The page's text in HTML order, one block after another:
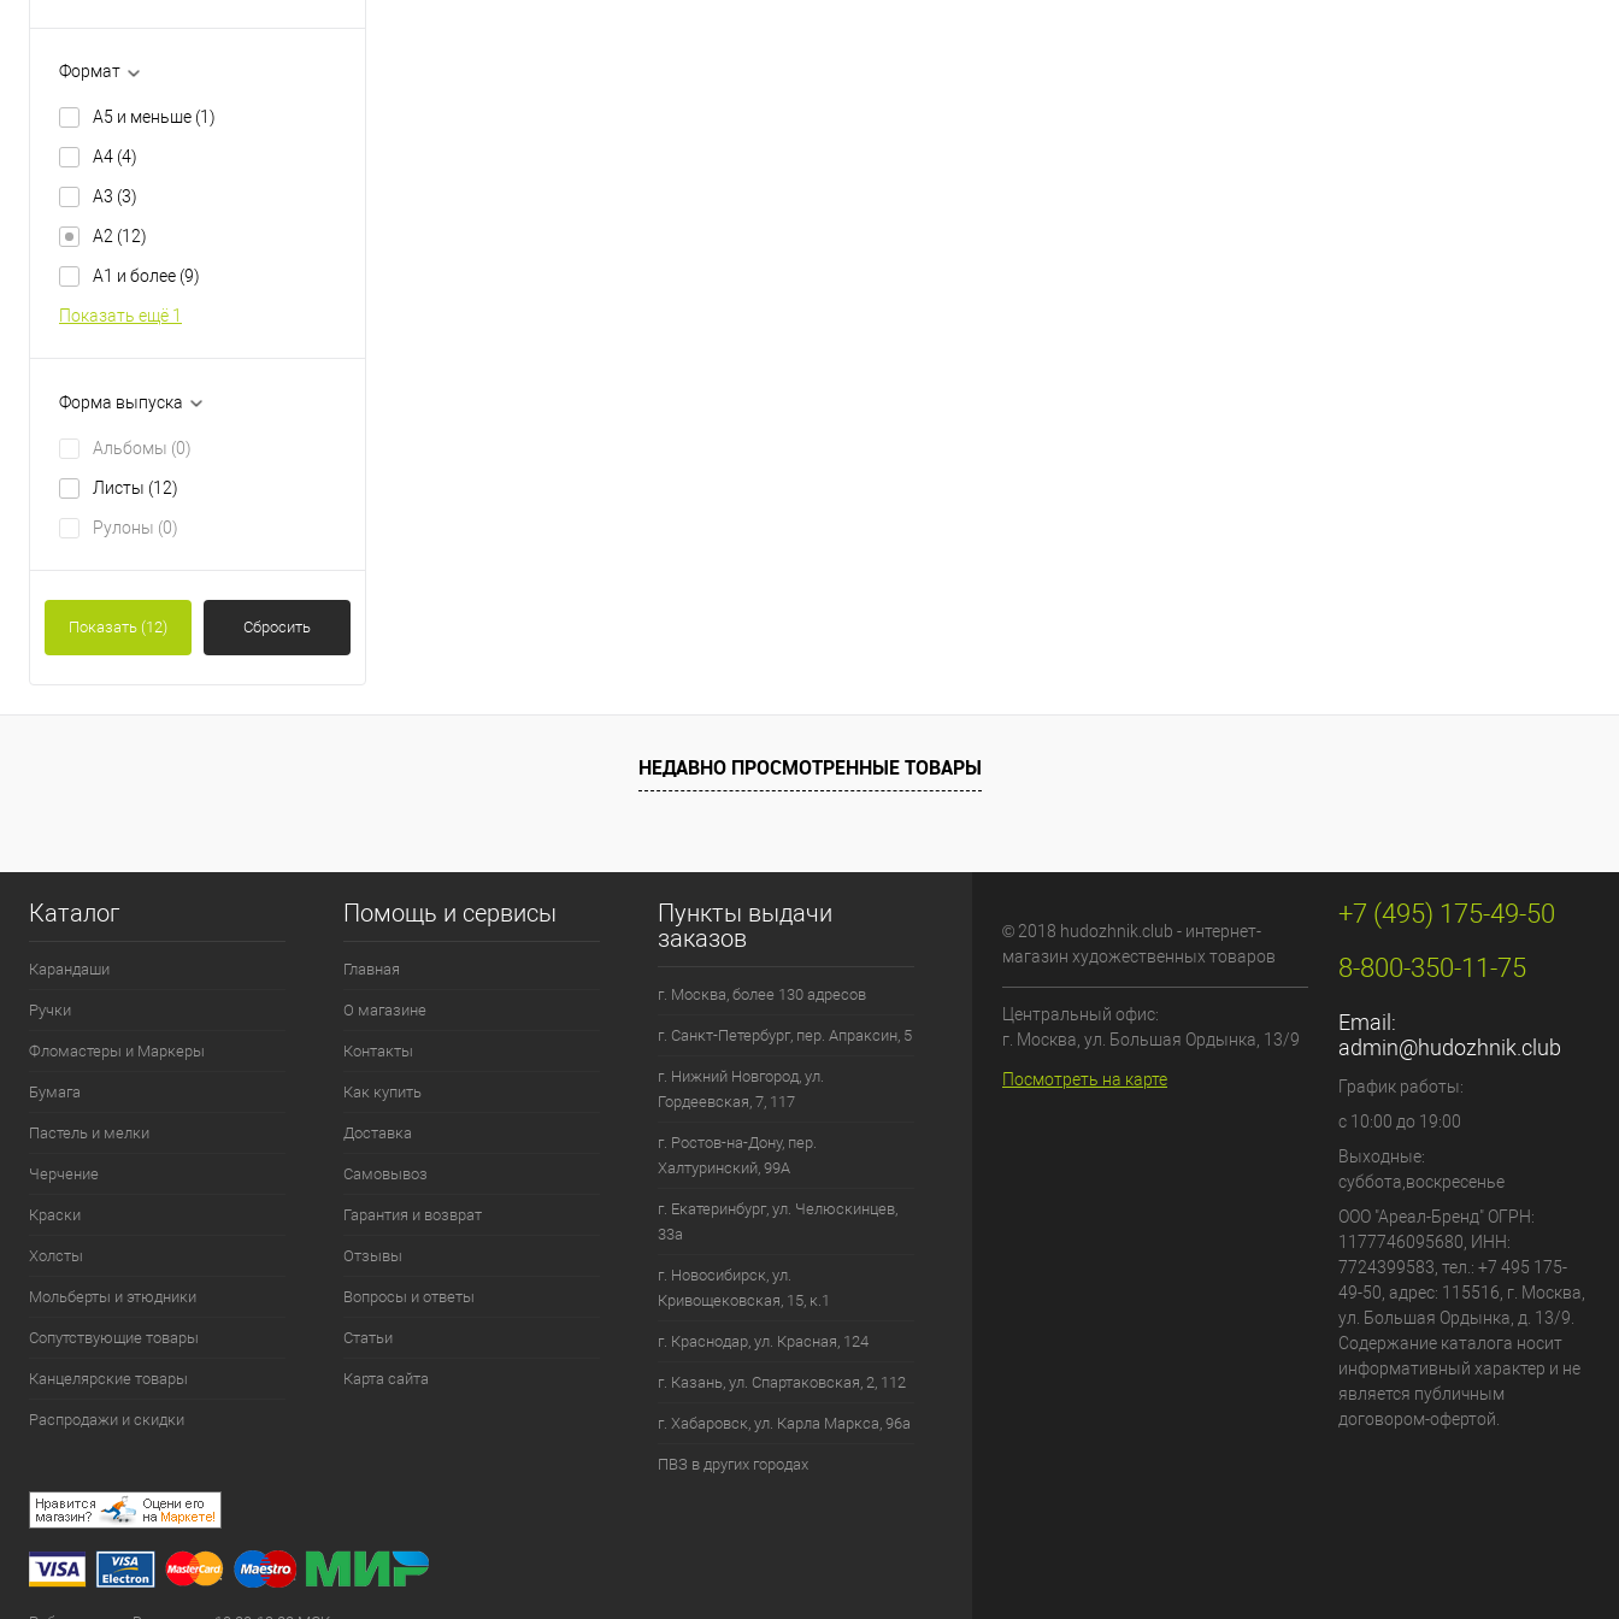
Формат
A5 и меньше (1)
A4 (4)
A3 (3)
A2 (12)
A1 и более (9)
Показать ещё 1
Форма выпуска
Альбомы (0)
Листы (12)
Рулоны (0)
Показать (12) Сбросить
НЕДАВНО ПРОСМОТРЕННЫЕ ТОВАРЫ
Каталог
Карандаши
Ручки
Фломастеры и Маркеры
Бумага
Пастель и мелки
Черчение
Краски
Холсты
Мольберты и этюдники
Сопутствующие товары
Канцелярские товары
Распродажи и скидки
Помощь и сервисы
Главная
О магазине
Контакты
Как купить
Доставка
Самовывоз
Гарантия и возврат
Отзывы
Вопросы и ответы
Статьи
Карта сайта
Пункты выдачи
заказов
г. Москва, более 130 адресов
г. Санкт-Петербург, пер. Апраксин, 5
г. Нижний Новгород, ул.
Гордеевская, 7, 117
г. Ростов-на-Дону, пер.
Халтуринский, 99А
г. Екатеринбург, ул. Челюскинцев,
33а
г. Новосибирск, ул.
Кривощековская, 15, к.1
г. Краснодар, ул. Красная, 124
г. Казань, ул. Спартаковская, 2, 112
г. Хабаровск, ул. Карла Маркса, 96а
ПВЗ в других городах
© 2018 hudozhnik.club - интернет-
магазин художественных товаров
Центральный офис:
г. Москва, ул. Большая Ордынка, 13/9
Посмотреть на карте
+7 (495) 175-49-50
8-800-350-11-75
Email:
admin@hudozhnik.club
График работы:
с 10:00 до 19:00
Выходные:
суббота,воскресенье
ООО "Ареал-Бренд" ОГРН:
1177746095680, ИНН:
7724399583, тел.: +7 495 175-
49-50, адрес: 115516, г. Москва,
ул. Большая Ордынка, д. 13/9.
Содержание каталога носит
информативный характер и не
является публичным
договором-офертой.